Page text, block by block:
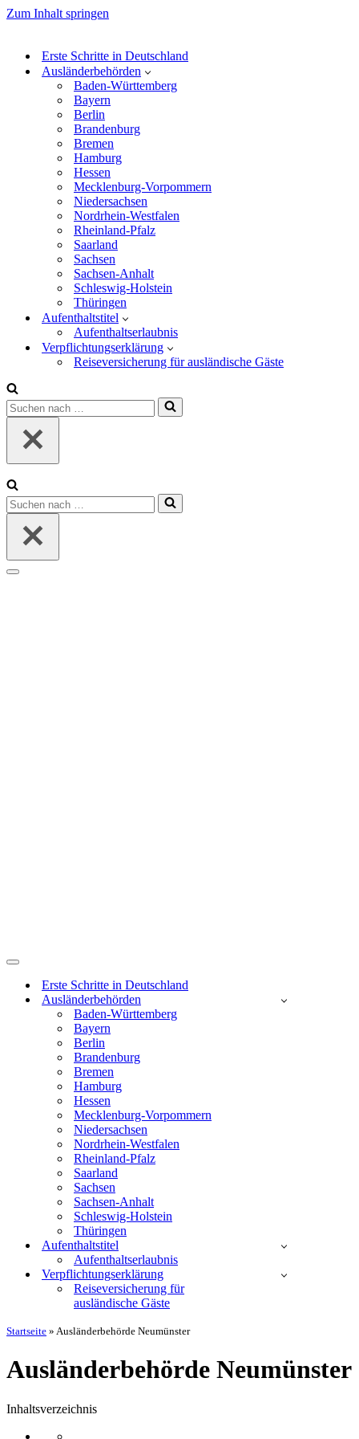
Zum Inhalt springen
Erste Schritte in Deutschland
Ausländerbehörden
Baden-Württemberg
Bayern
Berlin
Brandenburg
Bremen
Hamburg
Hessen
Mecklenburg-Vorpommern
Niedersachsen
Nordrhein-Westfalen
Rheinland-Pfalz
Saarland
Sachsen
Sachsen-Anhalt
Schleswig-Holstein
Thüringen
Aufenthaltstitel
Aufenthaltserlaubnis
Verpflichtungserklärung
Reiseversicherung für ausländische Gäste
Suchen
nach …
Suchen
nach …
Navigations-
Navigations-
Erste Schritte in Deutschland
Ausländerbehörden
Baden-Württemberg
Bayern
Berlin
Brandenburg
Bremen
Hamburg
Hessen
Mecklenburg-Vorpommern
Niedersachsen
Nordrhein-Westfalen
Rheinland-Pfalz
Saarland
Sachsen
Sachsen-Anhalt
Schleswig-Holstein
Thüringen
Aufenthaltstitel
Aufenthaltserlaubnis
Verpflichtungserklärung
Reiseversicherung für
ausländische Gäste
Startseite » Ausländerbehörde Neumünster
Ausländerbehörde Neumünster
Inhaltsverzeichnis